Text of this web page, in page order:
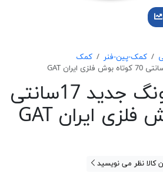
کمک-پین-فنر
کمک
كمک سامسونگ جديد 17سانتی
کالا نظر می نویسید